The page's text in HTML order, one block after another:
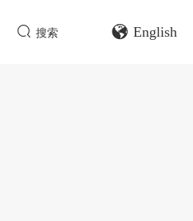
搜索 English